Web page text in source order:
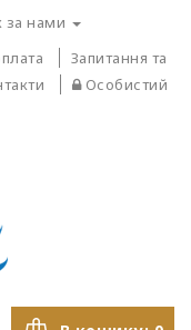
за нами
Запитання та
Особистий